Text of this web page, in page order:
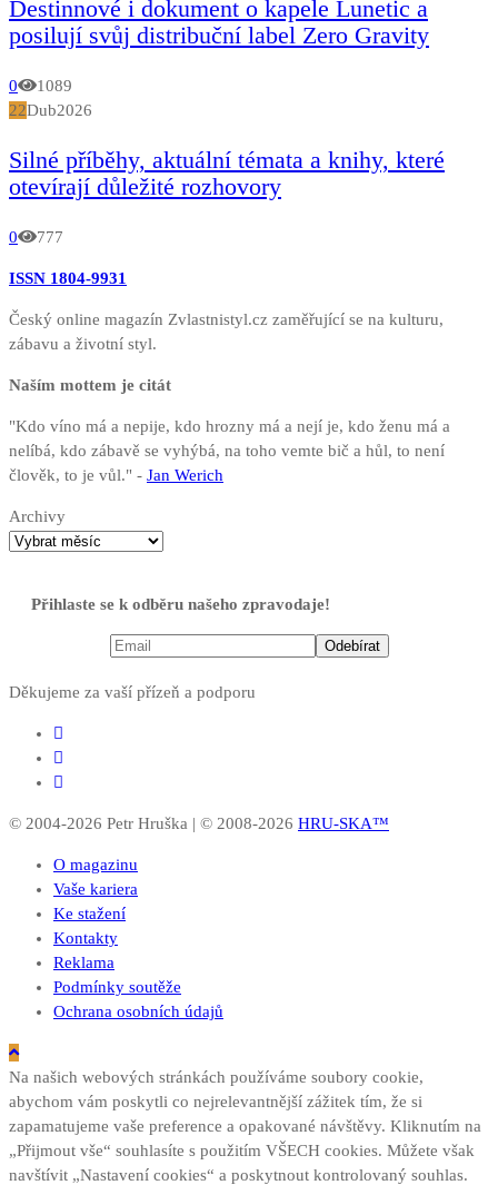
Destinnové i dokument o kapele Lunetic a
posilují svůj distribuční label Zero Gravity
0
1089
22Dub2026
Silné příběhy, aktuální témata a knihy, které
otevírají důležité rozhovory
0 777
ISSN 1804-9931
Český online magazín Zvlastnistyl.cz zaměřující se na kulturu,
zábavu a životní styl.
Naším mottem je citát
"Kdo víno má a nepije, kdo hrozny má a nejí je, kdo ženu má a
nelíbá, kdo zábavě se vyhýbá, na toho vemte bič a hůl, to není
člověk, to je vůl." - Jan Werich
Archivy
Přihlaste se k odběru našeho zpravodaje!
Děkujeme za vaší přízeň a podporu
© 2004-2026 Petr Hruška | © 2008-2026 HRU-SKA™
O magazinu
Vaše kariera
Ke stažení
Kontakty
Reklama
Podmínky soutěže
Ochrana osobních údajů
Na našich webových stránkách používáme soubory cookie,
abychom vám poskytli co nejrelevantnější zážitek tím, že si
zapamatujeme vaše preference a opakované návštěvy. Kliknutím na
„Přijmout vše“ souhlasíte s použitím VŠECH cookies. Můžete však
navštívit „Nastavení cookies“ a poskytnout kontrolovaný souhlas.